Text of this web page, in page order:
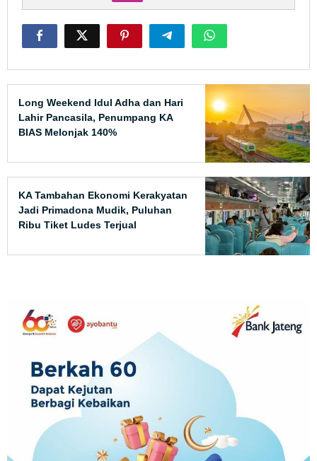
Long Weekend Idul Adha dan Hari
Lahir Pancasila, Penumpang KA
BIAS Melonjak 140%
KA Tambahan Ekonomi Kerakyatan
Jadi Primadona Mudik, Puluhan
Ribu Tiket Ludes Terjual